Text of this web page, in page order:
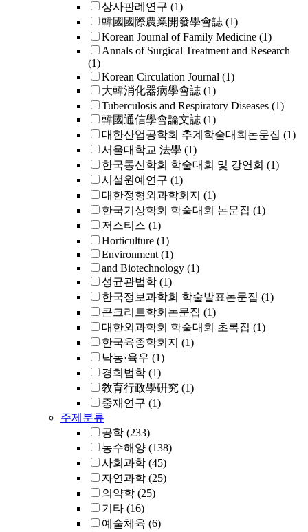
상사판례연구 (1)
韓國國際農業開發學會誌 (1)
Korean Journal of Family Medicine (1)
Annals of Surgical Treatment and Research
(1)
Korean Circulation Journal (1)
大韓消化器病學會誌 (1)
Tuberculosis and Respiratory Diseases (1)
韓國通信學會論文誌 (1)
대한산업공학회 추계학술대회논문집 (1)
서울대학교 法學 (1)
한국통신학회 학술대회 및 강연회 (1)
시설원예연구 (1)
대한정형외과학회지 (1)
한국기상학회 학술대회 논문집 (1)
저스티스 (1)
Horticulture (1)
Environment (1)
and Biotechnology (1)
성균관법학 (1)
한국정보과학회 학술발표논문집 (1)
콘크리트학회논문집 (1)
대한외과학회 학술대회 초록집 (1)
한국육종학회지 (1)
낙농·육우 (1)
경희법학 (1)
敎育行政學硏究 (1)
중재연구 (1)
주제분류
공학 (233)
농수해양 (138)
사회과학 (45)
자연과학 (25)
의약학 (25)
기타 (16)
예술체육 (6)